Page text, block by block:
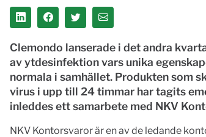
Clemondo lanserade i det andra
av ytdesinfektion vars unika
normala i samhället. Produkten som
virus i upp till 24 timmar har tagits
inleddes ett samarbete med NKV
NKV Kontorsvaror är en av de ledande